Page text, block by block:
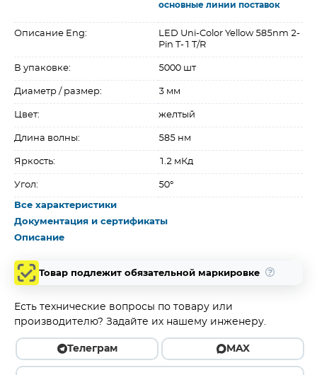
основные линии поставок
Описание Eng:
LED Uni-Color Yellow 585nm 2-
Pin T-1 T/R
В упаковке: 5000 шт
Диаметр / размер: 3 мм
Цвет: желтый
Длина волны: 585 нм
Яркость: 1.2 мКд
Угол: 50°
Все характеристики
Документация и сертификаты
Описание
Товар подлежит обязательной маркировке
Есть технические вопросы по товару или
производителю? Задайте их нашему инженеру.
Телеграм MAX